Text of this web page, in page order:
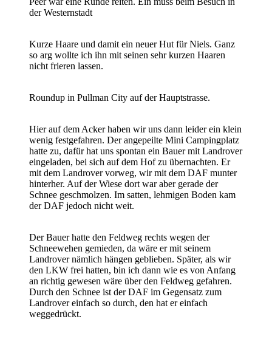
der Westernstadt
Kurze Haare und damit ein neuer Hut für Niels. Ganz
so arg wollte ich ihn mit seinen sehr kurzen Haaren
nicht frieren lassen.
Roundup in Pullman City auf der Hauptstrasse.
Hier auf dem Acker haben wir uns dann leider ein klein
wenig festgefahren. Der angepeilte Mini Campingplatz
hatte zu, dafür hat uns spontan ein Bauer mit Landrover
eingeladen, bei sich auf dem Hof zu übernachten. Er
mit dem Landrover vorweg, wir mit dem DAF munter
hinterher. Auf der Wiese dort war aber gerade der
Schnee geschmolzen. Im satten, lehmigen Boden kam
der DAF jedoch nicht weit.
Der Bauer hatte den Feldweg rechts wegen der
Schneewehen gemieden, da wäre er mit seinem
Landrover nämlich hängen geblieben. Später, als wir
den LKW frei hatten, bin ich dann wie es von Anfang
an richtig gewesen wäre über den Feldweg gefahren.
Durch den Schnee ist der DAF im Gegensatz zum
Landrover einfach so durch, den hat er einfach
weggedrückt.